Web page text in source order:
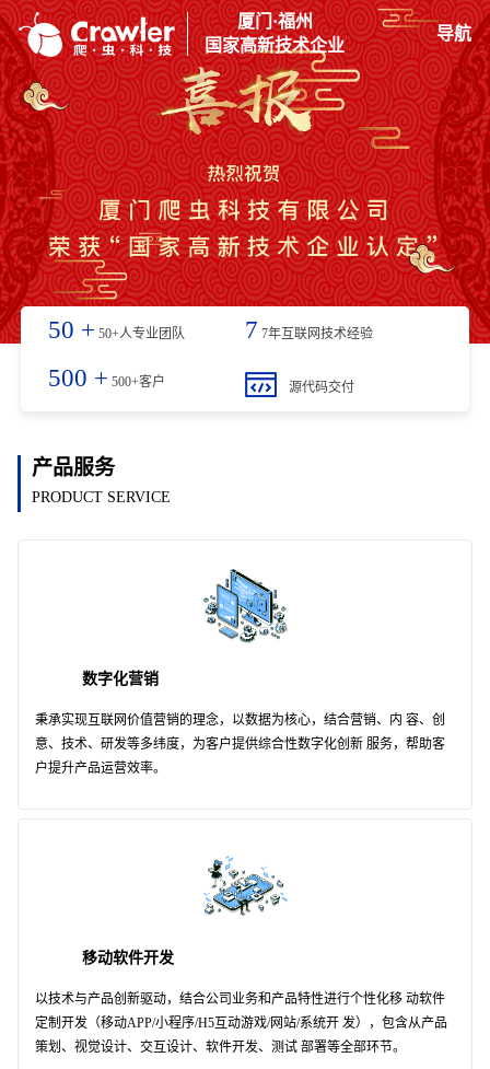
厦门·福州
国家高新技术企业
导航
50 + 50+人专业团队 7 7年互联网技术经验
500 + 500+客户 源代码交付
产品服务
PRODUCT SERVICE
数字化营销
秉承实现互联网价值营销的理念，以数据为核心，结合营销、内 容、创
意、技术、研发等多纬度，为客户提供综合性数字化创新 服务，帮助客
户提升产品运营效率。
移动软件开发
以技术与产品创新驱动，结合公司业务和产品特性进行个性化移 动软件
定制开发（移动APP/小程序/H5互动游戏/网站/系统开 发），包含从产品
策划、视觉设计、交互设计、软件开发、测试 部署等全部环节。